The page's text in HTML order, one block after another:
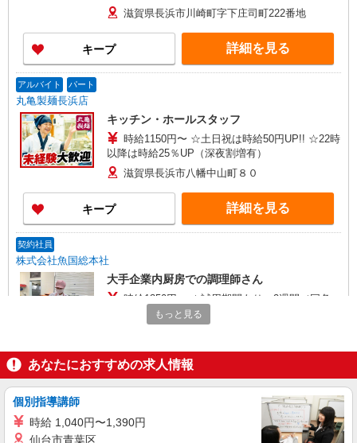
＋150円
滋賀県長浜市川崎町字下庄司町222番地
キープ 詳細を見る
アルバイト パート
丸亀製麺長浜店
キッチン・ホールスタッフ
時給1150円〜 ☆土日祝は時給50円UP!! ☆22時
以降は時給25％UP（深夜割増有）
滋賀県長浜市八幡中山町８０
キープ 詳細を見る
契約社員
株式会社魚国総本社
大手企業内厨房での調理師さん
時給1350円〜 ＊試用期間あり：2週間（同条
キープ
アルバイト パート
カレーハウスＣｏＣｏ壱番屋 長浜8号バイパス店
もっと見る
あなたにおすすめの求人情報
個別指導講師
時給 1,040円〜1,390円
仙台市青葉区